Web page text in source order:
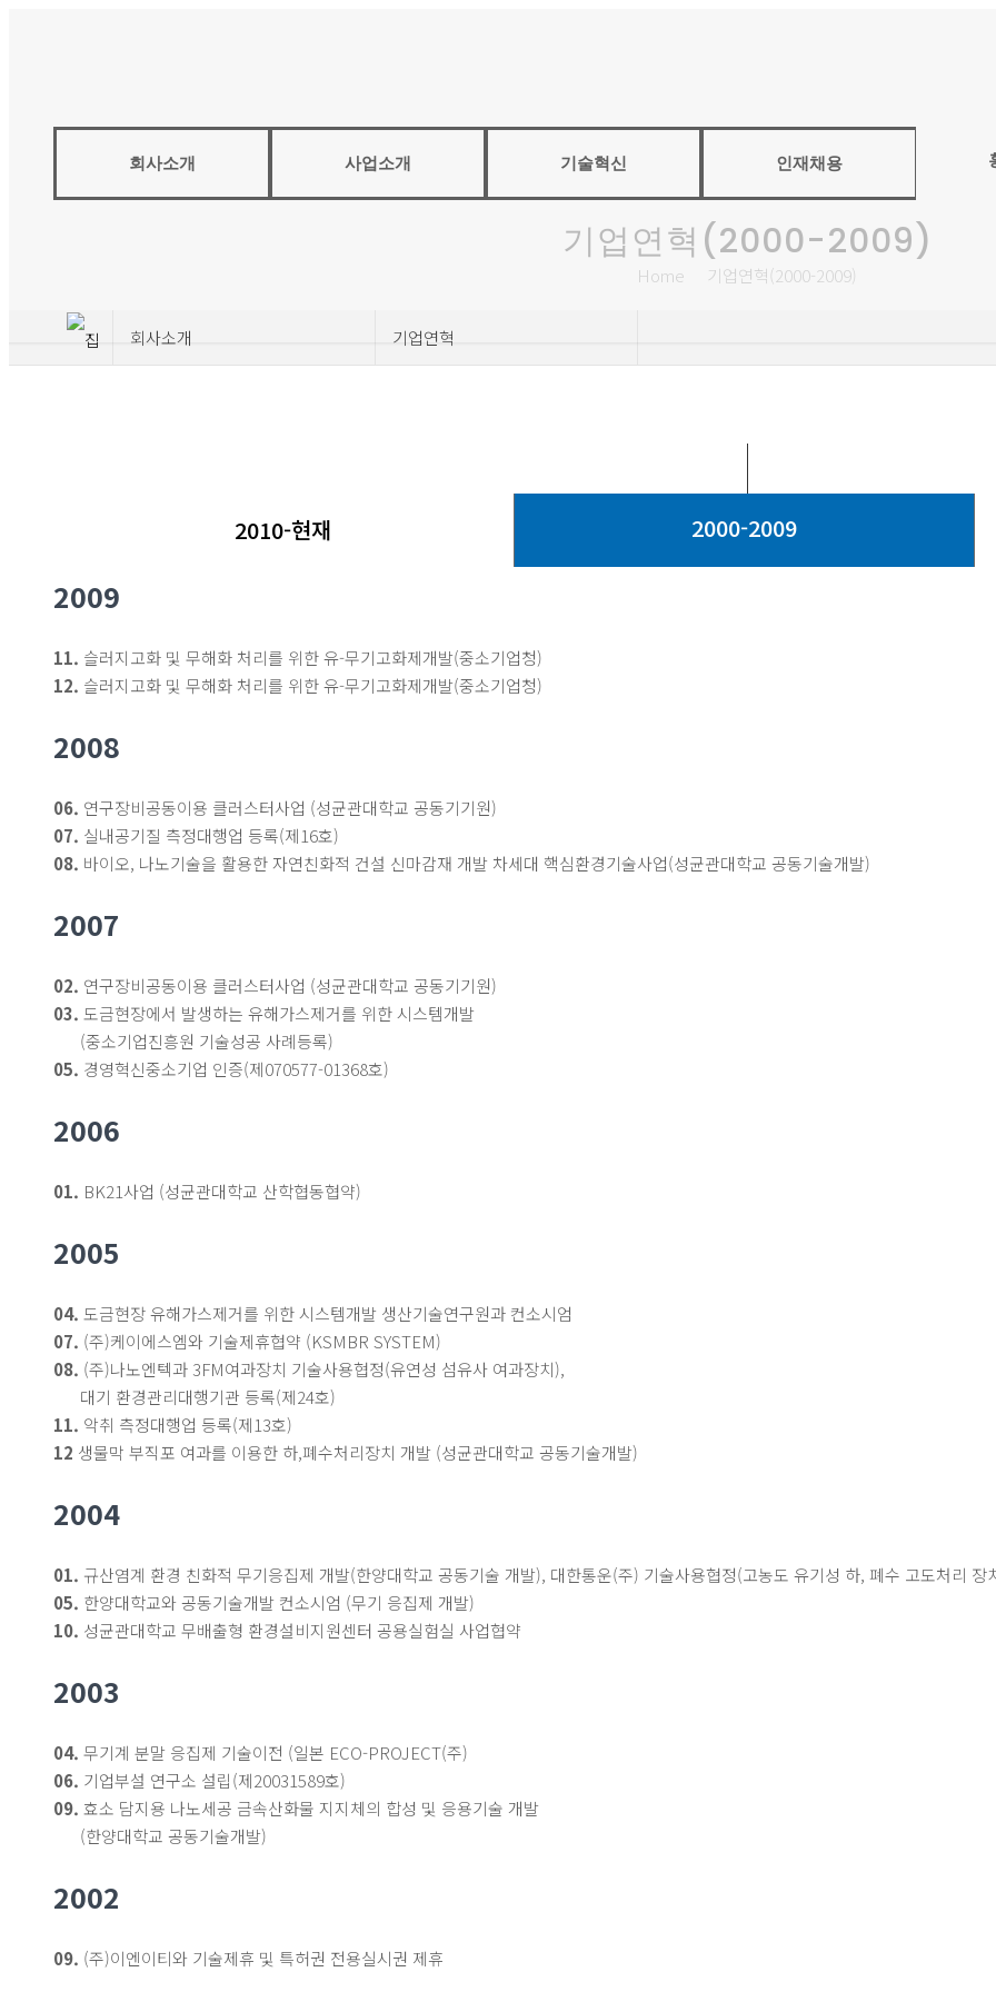
회사소개 사업소개 기술혁신 인재채용
기업연혁(2000-2009)
Home 기업연혁(2000-2009)
회사소개 기업연혁
2010-현재 2000-2009
2009
11. 슬러지고화 및 무해화 처리를 위한 유-무기고화제개발(중소기업청)
12. 슬러지고화 및 무해화 처리를 위한 유-무기고화제개발(중소기업청)
2008
06. 연구장비공동이용 클러스터사업 (성균관대학교 공동기기원)
07. 실내공기질 측정대행업 등록(제16호)
08. 바이오, 나노기술을 활용한 자연친화적 건설 신마감재 개발 차세대 핵심환경기술사업(성균관대학교 공동기술개발)
2007
02. 연구장비공동이용 클러스터사업 (성균관대학교 공동기기원)
03. 도금현장에서 발생하는 유해가스제거를 위한 시스템개발
(중소기업진흥원 기술성공 사례등록)
05. 경영혁신중소기업 인증(제070577-01368호)
2006
01. BK21사업 (성균관대학교 산학협동협약)
2005
04. 도금현장 유해가스제거를 위한 시스템개발 생산기술연구원과 컨소시엄
07. (주)케이에스엠와 기술제휴협약 (KSMBR SYSTEM)
08. (주)나노엔텍과 3FM여과장치 기술사용협정(유연성 섬유사 여과장치),
대기 환경관리대행기관 등록(제24호)
11. 악취 측정대행업 등록(제13호)
12 생물막 부직포 여과를 이용한 하,폐수처리장치 개발 (성균관대학교 공동기술개발)
2004
01. 규산염계 환경 친화적 무기응집제 개발(한양대학교 공동기술 개발), 대한통운(주) 기술사용협정(고농도 유기성 하, 폐수 고도처리 장
05. 한양대학교와 공동기술개발 컨소시엄 (무기 응집제 개발)
10. 성균관대학교 무배출형 환경설비지원센터 공용실험실 사업협약
2003
04. 무기계 분말 응집제 기술이전 (일본 ECO-PROJECT(주)
06. 기업부설 연구소 설립(제20031589호)
09. 효소 담지용 나노세공 금속산화물 지지체의 합성 및 응용기술 개발
(한양대학교 공동기술개발)
2002
09. (주)이엔이티와 기술제휴 및 특허권 전용실시권 제휴